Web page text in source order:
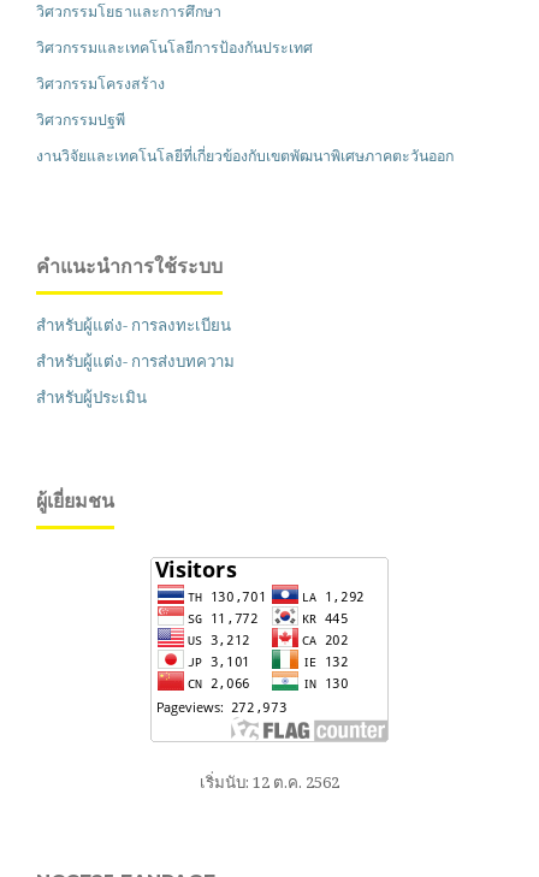
วิศวกรรมโยธาและการศึกษา
วิศวกรรมและเทคโนโลยีการป้องกันประเทศ
วิศวกรรมโครงสร้าง
วิศวกรรมปฐพี
งานวิจัยและเทคโนโลยีที่เกี่ยวข้องกับเขตพัฒนาพิเศษภาคตะวันออก
คำแนะนำการใช้ระบบ
สำหรับผู้แต่ง- การลงทะเบียน
สำหรับผู้แต่ง- การส่งบทความ
สำหรับผู้ประเมิน
ผู้เยี่ยมชน
เริ่มนับ: 12 ต.ค. 2562